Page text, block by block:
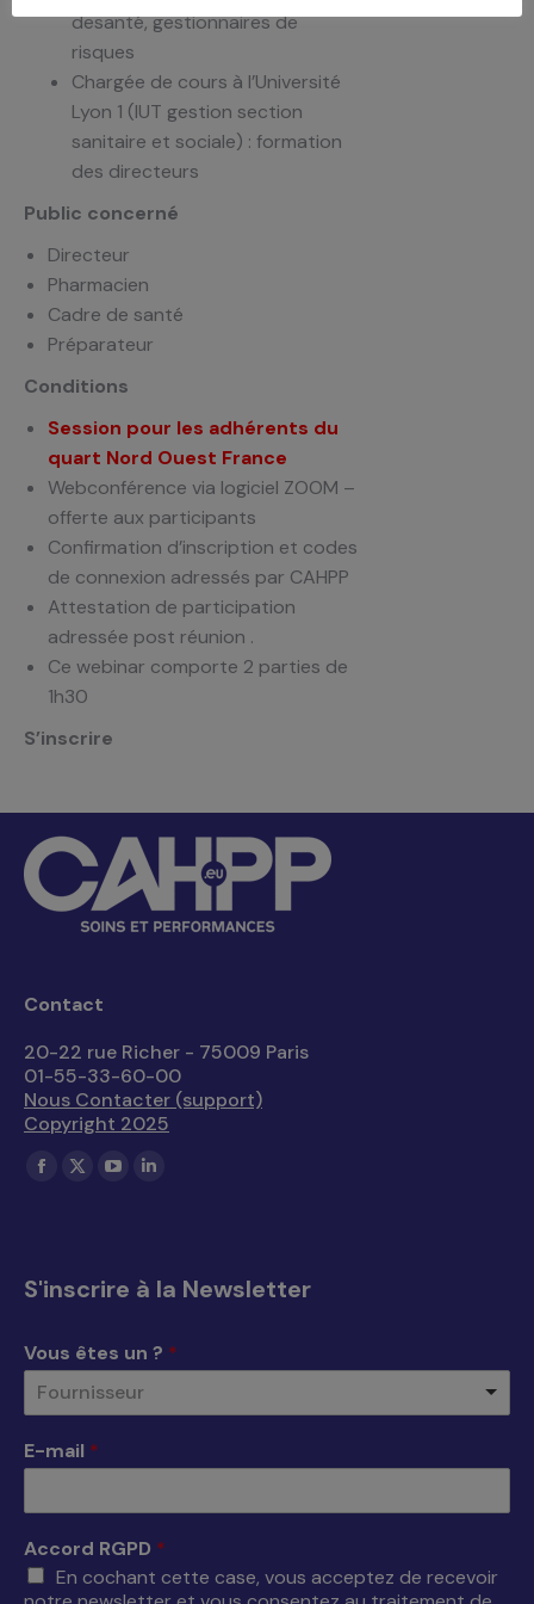
desanté, gestionnaires de
risques
Chargée de cours à l’Université
Lyon 1 (IUT gestion section
sanitaire et sociale) : formation
des directeurs
Public concerné
Directeur
Pharmacien
Cadre de santé
Préparateur
Conditions
Session pour les adhérents du
quart Nord Ouest France
Webconférence via logiciel ZOOM –
offerte aux participants
Confirmation d’inscription et codes
de connexion adressés par CAHPP
Attestation de participation
adressée post réunion .
Ce webinar comporte 2 parties de
1h30
S’inscrire
Contact
20-22 rue Richer - 75009 Paris
01-55-33-60-00
Nous Contacter (support)
Copyright 2025
Trouvez nous sur :
La
dans
nouvelle
fenêtre
La
dans
nouvelle
fenêtre
La
dans
nouvelle
fenêtre
La
dans
nouvelle
S'inscrire à la Newsletter
Vous êtes un ? *
Fournisseur
E-mail *
Accord RGPD *
En cochant cette case, vous acceptez de recevoir